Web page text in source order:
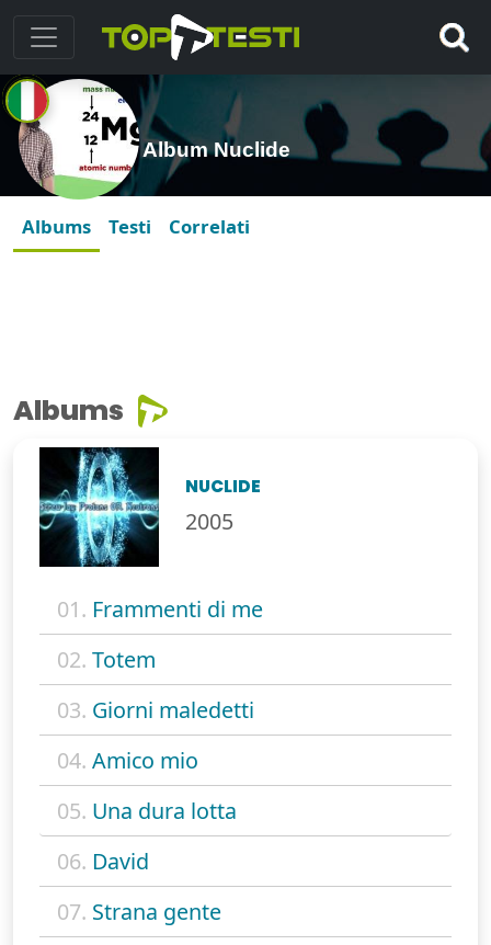
Album Nuclide
Albums Testi Correlati
Albums
NUCLIDE
2005
01. Frammenti di me
02. Totem
03. Giorni maledetti
04. Amico mio
05. Una dura lotta
06. David
07. Strana gente